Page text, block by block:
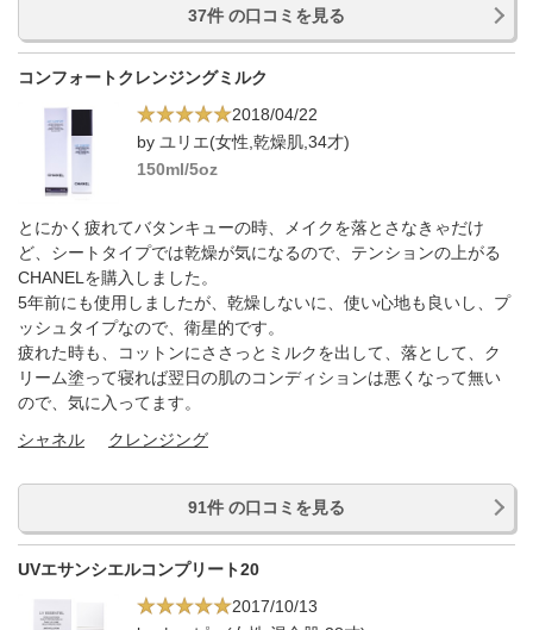
37件 の口コミを見る
コンフォートクレンジングミルク
2018/04/22
by ユリエ(女性,乾燥肌,34才)
150ml/5oz
とにかく疲れてバタンキューの時、メイクを落とさなきゃだけ
ど、シートタイプでは乾燥が気になるので、テンションの上がる
CHANELを購入しました。
5年前にも使用しましたが、乾燥しないに、使い心地も良いし、プ
ッシュタイプなので、衛星的です。
疲れた時も、コットンにささっとミルクを出して、落として、ク
リーム塗って寝れば翌日の肌のコンディションは悪くなって無い
ので、気に入ってます。
シャネル
クレンジング
91件 の口コミを見る
UVエサンシエルコンプリート20
2017/10/13